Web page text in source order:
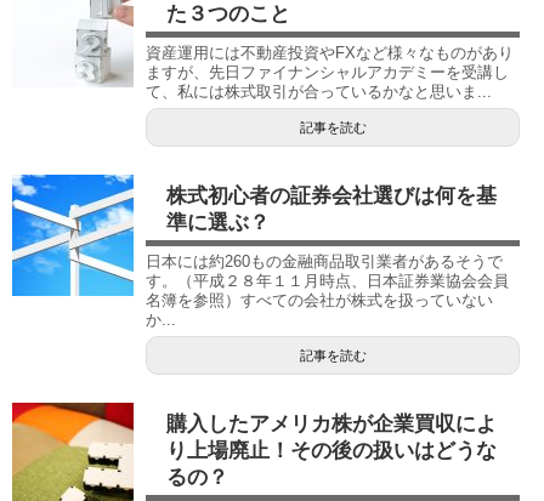
た３つのこと
資産運用には不動産投資やFXなど様々なものがあり
ますが、先日ファイナンシャルアカデミーを受講し
て、私には株式取引が合っているかなと思いま...
記事を読む
株式初心者の証券会社選びは何を基
準に選ぶ？
日本には約260もの金融商品取引業者があるそうで
す。（平成２８年１１月時点、日本証券業協会会員
名簿を参照）すべての会社が株式を扱っていない
か...
記事を読む
購入したアメリカ株が企業買収によ
り上場廃止！その後の扱いはどうな
るの？